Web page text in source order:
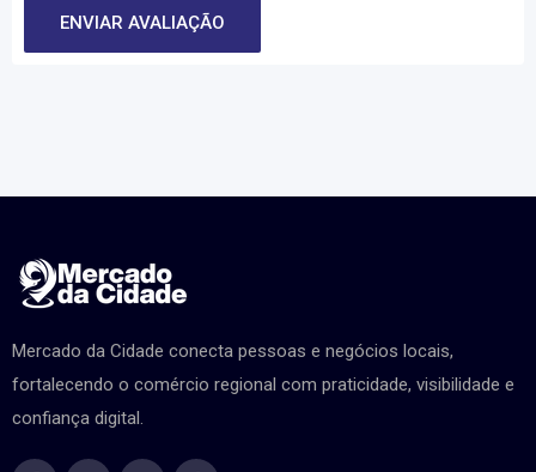
Mercado da Cidade conecta pessoas e negócios locais,
fortalecendo o comércio regional com praticidade, visibilidade e
confiança digital.